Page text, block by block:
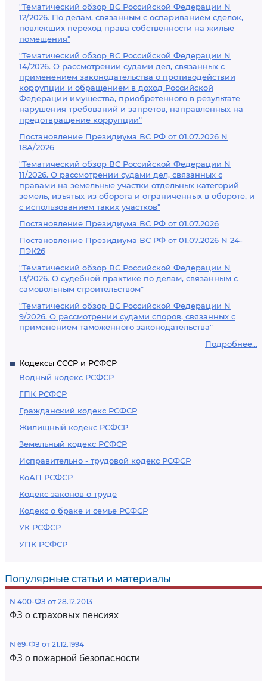
"Тематический обзор ВС Российской Федерации N
12/2026. По делам, связанным с оспариванием сделок,
повлекших переход права собственности на жилые
помещения"
"Тематический обзор ВС Российской Федерации N
14/2026. О рассмотрении судами дел, связанных с
применением законодательства о противодействии
коррупции и обращением в доход Российской
Федерации имущества, приобретенного в результате
нарушения требований и запретов, направленных на
предотвращение коррупции"
Постановление Президиума ВС РФ от 01.07.2026 N
18А/2026
"Тематический обзор ВС Российской Федерации N
11/2026. О рассмотрении судами дел, связанных с
правами на земельные участки отдельных категорий
земель, изъятых из оборота и ограниченных в обороте, и
с использованием таких участков"
Постановление Президиума ВС РФ от 01.07.2026
Постановление Президиума ВС РФ от 01.07.2026 N 24-
ПЭК26
"Тематический обзор ВС Российской Федерации N
13/2026. О судебной практике по делам, связанным с
самовольным строительством"
"Тематический обзор ВС Российской Федерации N
9/2026. О рассмотрении судами споров, связанных с
применением таможенного законодательства"
Подробнее...
Кодексы СССР и РСФСР
Водный кодекс РСФСР
ГПК РСФСР
Гражданский кодекс РСФСР
Жилищный кодекс РСФСР
Земельный кодекс РСФСР
Исправительно - трудовой кодекс РСФСР
КоАП РСФСР
Кодекс законов о труде
Кодекс о браке и семье РСФСР
УК РСФСР
УПК РСФСР
Популярные статьи и материалы
N 400-ФЗ от 28.12.2013
ФЗ о страховых пенсиях
N 69-ФЗ от 21.12.1994
ФЗ о пожарной безопасности